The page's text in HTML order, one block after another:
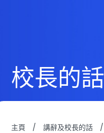
校長的話
主頁 / 講辭及校長的話 /